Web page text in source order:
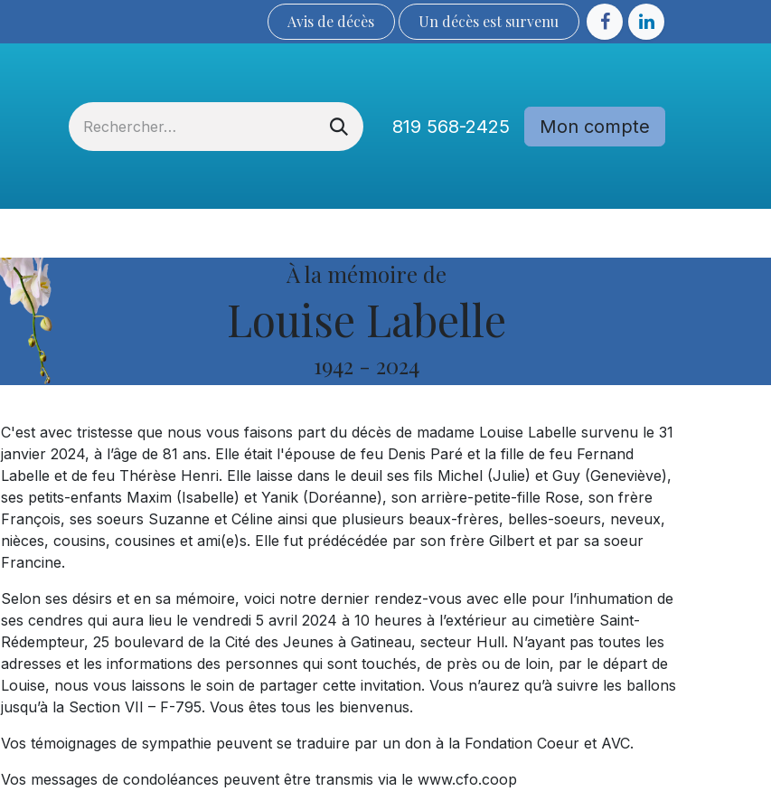
Avis de décès Un décès est sur​​​​​​​​ve​nu​​​​​​​​​​
819 568-2425 Mon compte
À la mémoire de
Louise Labelle
1942 - 2024
C'est avec tristesse que nous vous faisons part du décès de madame Louise Labelle survenu le 31
janvier 2024, à l’âge de 81 ans. Elle était l'épouse de feu Denis Paré et la fille de feu Fernand
Labelle et de feu Thérèse Henri. Elle laisse dans le deuil ses fils Michel (Julie) et Guy (Geneviève),
ses petits-enfants Maxim (Isabelle) et Yanik (Doréanne), son arrière-petite-fille Rose, son frère
François, ses soeurs Suzanne et Céline ainsi que plusieurs beaux-frères, belles-soeurs, neveux,
nièces, cousins, cousines et ami(e)s. Elle fut prédécédée par son frère Gilbert et par sa soeur
Francine.
Selon ses désirs et en sa mémoire, voici notre dernier rendez-vous avec elle pour l’inhumation de
ses cendres qui aura lieu le vendredi 5 avril 2024 à 10 heures à l’extérieur au cimetière Saint-
Rédempteur, 25 boulevard de la Cité des Jeunes à Gatineau, secteur Hull. N’ayant pas toutes les
adresses et les informations des personnes qui sont touchés, de près ou de loin, par le départ de
Louise, nous vous laissons le soin de partager cette invitation. Vous n’aurez qu’à suivre les ballons
jusqu’à la Section VII – F-795. Vous êtes tous les bienvenus.
Vos témoignages de sympathie peuvent se traduire par un don à la Fondation Coeur et AVC.
Vos messages de condoléances peuvent être transmis via le www.cfo.coop